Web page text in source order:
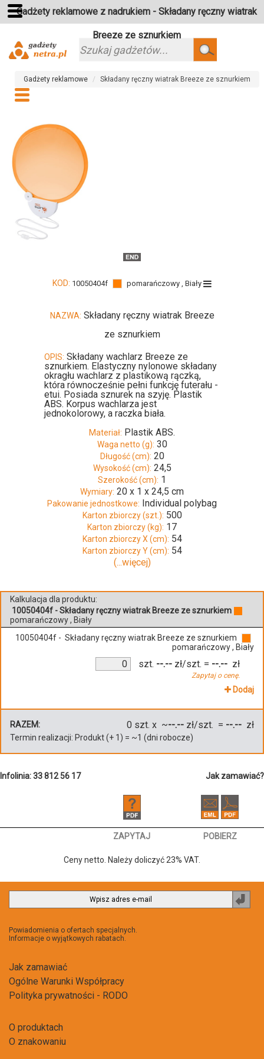
Gadżety reklamowe z nadrukiem - Składany ręczny wiatrak
Breeze ze sznurkiem
Szukaj
Gadżety reklamowe Składany ręczny wiatrak Breeze ze sznurkiem
KOD: 10050404f pomarańczowy , Biały
NAZWA: Składany ręczny wiatrak Breeze
ze sznurkiem
OPIS: Składany wachlarz Breeze ze
sznurkiem. Elastyczny nylonowe składany
okragłu wachlarz z plastikową rączką,
która równocześnie pełni funkcję futerału -
etui. Posiada sznurek na szyję. Plastik
ABS. Korpus wachlarza jest
jednokolorowy, a raczka biała.
Materiał: Plastik ABS.
Waga netto (g): 30
Długość (cm): 20
Wysokość (cm): 24,5
Szerokość (cm): 1
Wymiary: 20 x 1 x 24,5 cm
Pakowanie jednostkowe: Individual polybag
Karton zbiorczy (szt.): 500
Karton zbiorczy (kg): 17
Karton zbiorczy X (cm): 54
Karton zbiorczy Y (cm): 54
(...więcej)
Kalkulacja dla produktu:
10050404f - Składany ręczny wiatrak Breeze ze sznurkiem
pomarańczowy , Biały
10050404f - Składany ręczny wiatrak Breeze ze sznurkiem
pomarańczowy , Biały
szt. --.-- zł/szt.
Zapytaj o cenę.
= --.-- zł
Dodaj
RAZEM: 0 szt. x ~--.-- zł/szt. = --.-- zł
Termin realizacji: Produkt(+ 1 ) = ~1 (dni robocze)
Infolinia: 33 812 56 17 Jak zamawiać?
ZAPYTAJ POBIERZ
Ceny netto. Należy doliczyć 23% VAT.
Powiadomienia o ofertach specjalnych.
Informacje o wyjątkowych rabatach.
Jak zamawiać
Ogólne Warunki Współpracy
Polityka prywatności - RODO
O produktach
O znakowaniu